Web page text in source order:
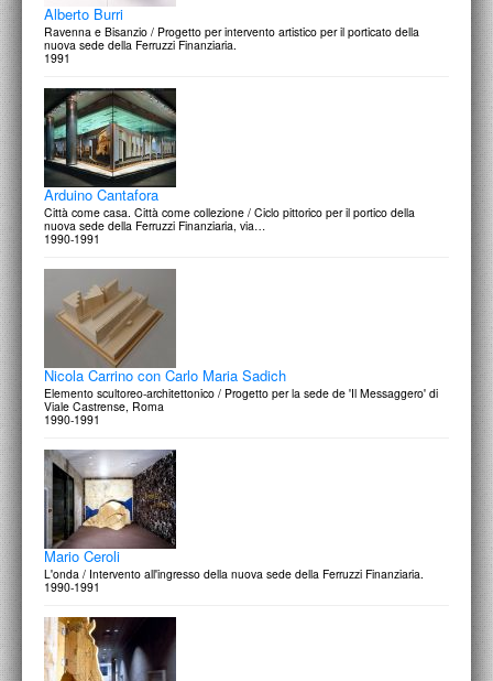
Alberto Burri
Ravenna e Bisanzio / Progetto per intervento artistico per il porticato della
nuova sede della Ferruzzi Finanziaria.
1991
Arduino Cantafora
Città come casa. Città come collezione / Ciclo pittorico per il portico della
nuova sede della Ferruzzi Finanziaria, via…
1990-1991
Nicola Carrino con Carlo Maria Sadich
Elemento scultoreo-architettonico / Progetto per la sede de 'Il Messaggero' di
Viale Castrense, Roma
1990-1991
Mario Ceroli
L'onda / Intervento all'ingresso della nuova sede della Ferruzzi Finanziaria.
1990-1991